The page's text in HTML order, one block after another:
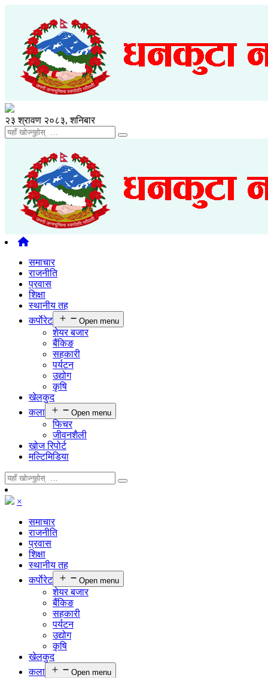
२३ श्रावण २०८३, शनिबार
समाचार
राजनीति
प्रवास
शिक्षा
स्थानीय तह
कर्पाेरेट
Open menu
शेयर बजार
बैंकिङ
सहकारी
पर्यटन
उद्योग
कृषि
खेलकुद
कला
Open menu
फिचर
जीवनशैली
खोज रिपोर्ट
मल्टिमिडिया
×
समाचार
राजनीति
प्रवास
शिक्षा
स्थानीय तह
कर्पाेरेट
Open menu
शेयर बजार
बैंकिङ
सहकारी
पर्यटन
उद्योग
कृषि
खेलकुद
कला
Open menu